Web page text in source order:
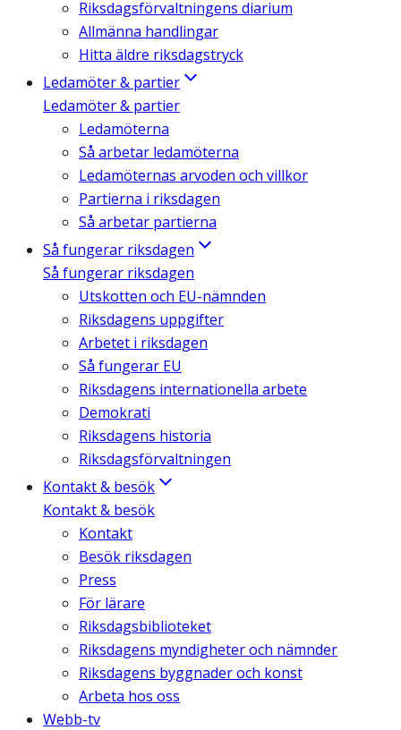
Riksdagsförvaltningens diarium
Allmänna handlingar
Hitta äldre riksdagstryck
Ledamöter & partier
Ledamöter & partier
Ledamöterna
Så arbetar ledamöterna
Ledamöternas arvoden och villkor
Partierna i riksdagen
Så arbetar partierna
Så fungerar riksdagen
Så fungerar riksdagen
Utskotten och EU-nämnden
Riksdagens uppgifter
Arbetet i riksdagen
Så fungerar EU
Riksdagens internationella arbete
Demokrati
Riksdagens historia
Riksdagsförvaltningen
Kontakt & besök
Kontakt & besök
Kontakt
Besök riksdagen
Press
För lärare
Riksdagsbiblioteket
Riksdagens myndigheter och nämnder
Riksdagens byggnader och konst
Arbeta hos oss
Webb-tv